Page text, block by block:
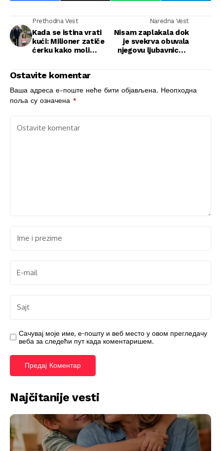
Prethodna Vest
Kada se istina vrati
kući: Milioner zatiče
ćerku kako moli
Naredna Vest
Nisam zaplakala dok
je svekrva obuvаla
njegovu ljubavnicu u
srušilo je njihov svet,
a mene oslobodilo
Ostavite komentar
Ваша адреса е-поште неће бити објављена. Неопходна
поља су означена *
Сачувај моје име, е-пошту и веб место у овом прегледачу
веба за следећи пут када коментаришем.
Najčitanije vesti